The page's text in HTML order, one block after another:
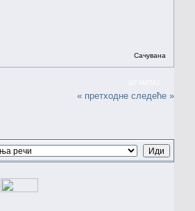
Сачувана
« претходне следеће »